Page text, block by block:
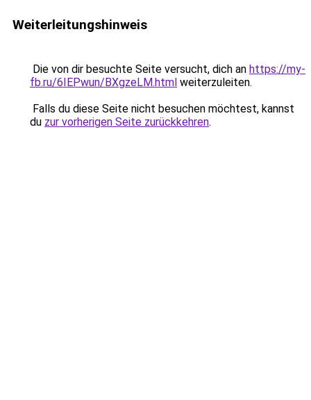
Weiterleitungshinweis
Die von dir besuchte Seite versucht, dich an https://my-
fb.ru/6IEPwun/BXgzeLM.html weiterzuleiten.
Falls du diese Seite nicht besuchen möchtest, kannst
du zur vorherigen Seite zurückkehren.